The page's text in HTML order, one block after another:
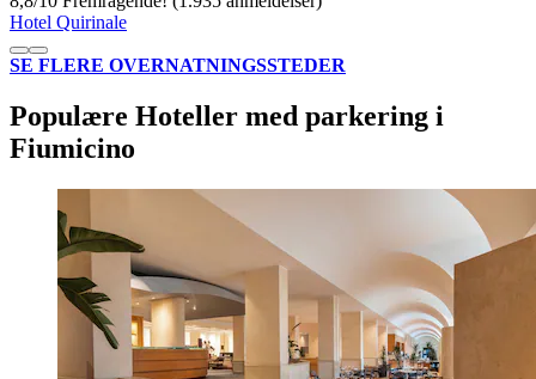
Hotel Quirinale
SE FLERE OVERNATNINGSSTEDER
Populære Hoteller med parkering i
Fiumicino